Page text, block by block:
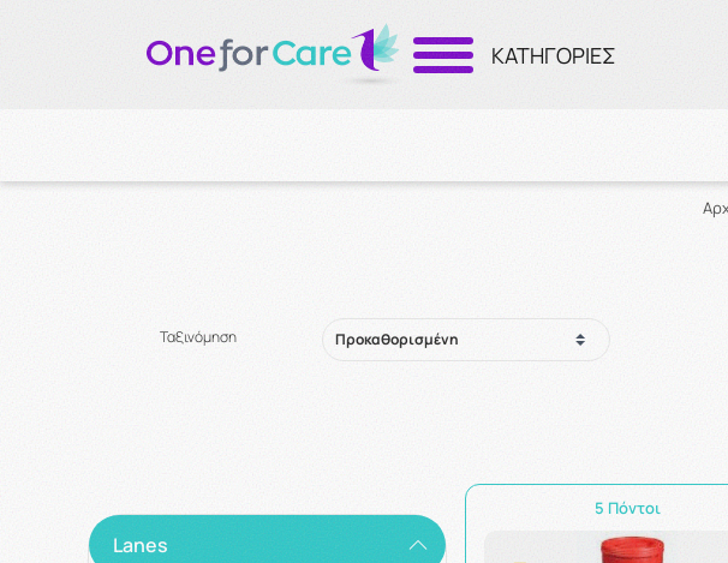
ΚΑΤΗΓΟΡΙΕΣ
Ταξινόμηση
Lanes
5 Πόντοι